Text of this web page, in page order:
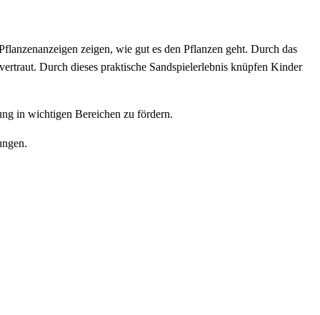
zeigen, wie gut es den Pflanzen geht. Durch das
Durch dieses praktische Sandspielerlebnis knüpfen Kinder
in wichtigen Bereichen zu fördern.